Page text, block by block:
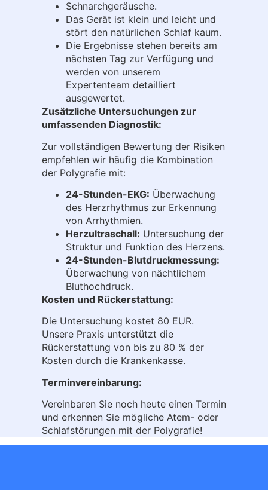
Schnarchgeräusche.
Das Gerät ist klein und leicht und
stört den natürlichen Schlaf kaum.
Die Ergebnisse stehen bereits am
nächsten Tag zur Verfügung und
werden von unserem
Expertenteam detailliert
ausgewertet.
Zusätzliche Untersuchungen zur
umfassenden Diagnostik:
Zur vollständigen Bewertung der Risiken
empfehlen wir häufig die Kombination
der Polygrafie mit:
24-Stunden-EKG: Überwachung
des Herzrhythmus zur Erkennung
von Arrhythmien.
Herzultraschall: Untersuchung der
Struktur und Funktion des Herzens.
24-Stunden-Blutdruckmessung:
Überwachung von nächtlichem
Bluthochdruck.
Kosten und Rückerstattung:
Die Untersuchung kostet 80 EUR.
Unsere Praxis unterstützt die
Rückerstattung von bis zu 80 % der
Kosten durch die Krankenkasse.
Terminvereinbarung:
Vereinbaren Sie noch heute einen Termin
und erkennen Sie mögliche Atem- oder
Schlafstörungen mit der Polygrafie!